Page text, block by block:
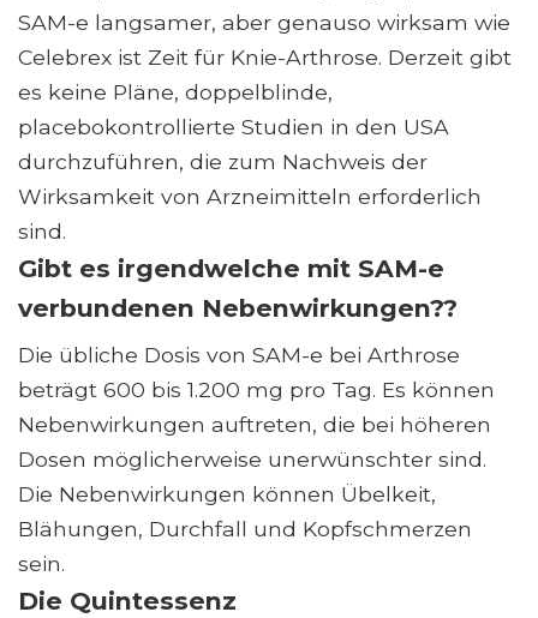
SAM-e langsamer, aber genauso wirksam wie
Celebrex ist Zeit für Knie-Arthrose. Derzeit gibt
es keine Pläne, doppelblinde,
placebokontrollierte Studien in den USA
durchzuführen, die zum Nachweis der
Wirksamkeit von Arzneimitteln erforderlich
sind.
Gibt es irgendwelche mit SAM-e
verbundenen Nebenwirkungen??
Die übliche Dosis von SAM-e bei Arthrose
beträgt 600 bis 1.200 mg pro Tag. Es können
Nebenwirkungen auftreten, die bei höheren
Dosen möglicherweise unerwünschter sind.
Die Nebenwirkungen können Übelkeit,
Blähungen, Durchfall und Kopfschmerzen
sein.
Die Quintessenz